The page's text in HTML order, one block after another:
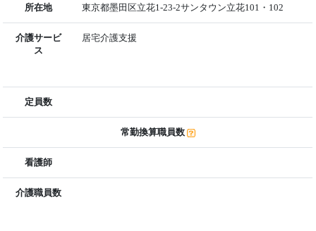
所在地 東京都墨田区立花1-23-2サンタウン立花101・102
介護サービ
ス
居宅介護支援
定員数
常勤換算職員数
看護師
介護職員数